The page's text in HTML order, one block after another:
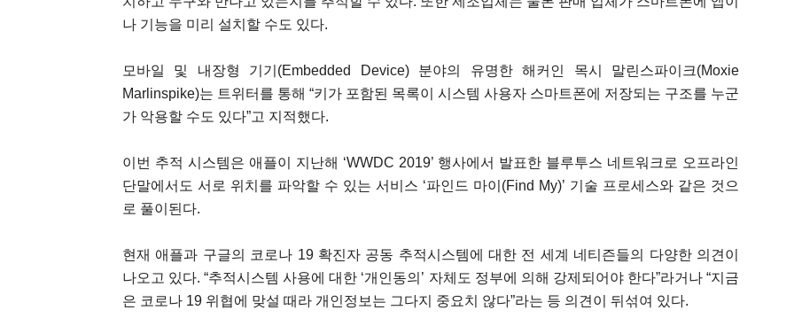
나 기능을 미리 설치할 수도 있다.
모바일 및 내장형 기기(Embedded Device) 분야의 유명한 해커인 목시 말린스파이크(Moxie
Marlinspike)는 트위터를 통해 “키가 포함된 목록이 시스템 사용자 스마트폰에 저장되는 구조를 누군
가 악용할 수도 있다”고 지적했다.
이번 추적 시스템은 애플이 지난해 ‘WWDC 2019’ 행사에서 발표한 블루투스 네트워크로 오프라인
단말에서도 서로 위치를 파악할 수 있는 서비스 ‘파인드 마이(Find My)’ 기술 프로세스와 같은 것으
로 풀이된다.
현재 애플과 구글의 코로나 19 확진자 공동 추적시스템에 대한 전 세계 네티즌들의 다양한 의견이
나오고 있다. “추적시스템 사용에 대한 ‘개인동의’ 자체도 정부에 의해 강제되어야 한다”라거나 “지금
은 코로나 19 위협에 맞설 때라 개인정보는 그다지 중요치 않다”라는 등 의견이 뒤섞여 있다.